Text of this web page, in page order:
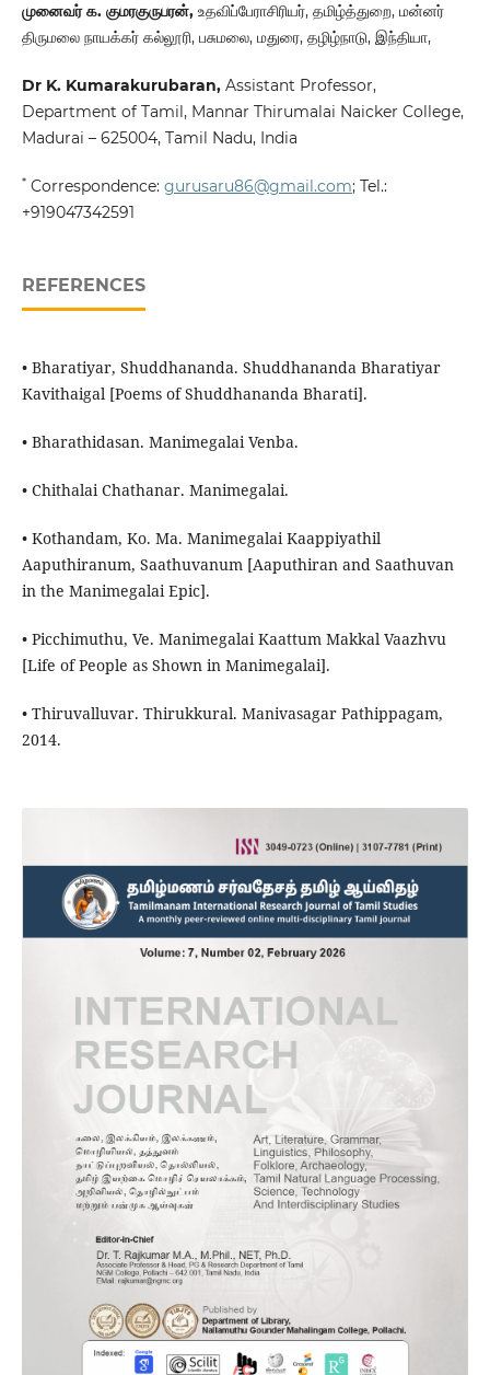
முனைவர் க. குமரகுருபரன், உதவிப்பேராசிரியர், தமிழ்த்துறை, மன்னர்
திருமலை நாயக்கர் கல்லூரி, பசுமலை, மதுரை, தழிழ்நாடு, இந்தியா,
Dr K. Kumarakurubaran, Assistant Professor,
Department of Tamil, Mannar Thirumalai Naicker College,
Madurai – 625004, Tamil Nadu, India
*Correspondence: gurusaru86@gmail.com; Tel.:
+919047342591
REFERENCES
• Bharatiyar, Shuddhananda. Shuddhananda Bharatiyar
Kavithaigal [Poems of Shuddhananda Bharati].
• Bharathidasan. Manimegalai Venba.
• Chithalai Chathanar. Manimegalai.
• Kothandam, Ko. Ma. Manimegalai Kaappiyathil
Aaputhiranum, Saathuvanum [Aaputhiran and Saathuvan
in the Manimegalai Epic].
• Picchimuthu, Ve. Manimegalai Kaattum Makkal Vaazhvu
[Life of People as Shown in Manimegalai].
• Thiruvalluvar. Thirukkural. Manivasagar Pathippagam,
2014.